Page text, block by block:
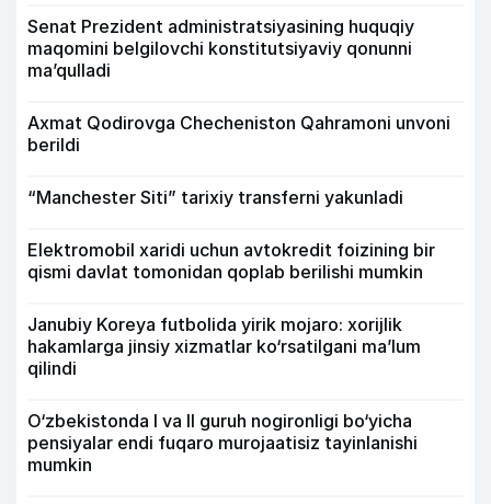
Senat Prezident administratsiyasining huquqiy
maqomini belgilovchi konstitutsiyaviy qonunni
ma’qulladi
Axmat Qodirovga Checheniston Qahramoni unvoni
berildi
“Manchester Siti” tarixiy transferni yakunladi
Elektromobil xaridi uchun avtokredit foizining bir
qismi davlat tomonidan qoplab berilishi mumkin
Janubiy Koreya futbolida yirik mojaro: xorijlik
hakamlarga jinsiy xizmatlar ko‘rsatilgani ma’lum
qilindi
O‘zbekistonda I va II guruh nogironligi bo‘yicha
pensiyalar endi fuqaro murojaatisiz tayinlanishi
mumkin